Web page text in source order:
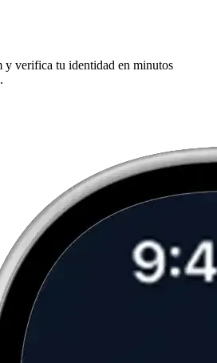
y verifica tu identidad en minutos